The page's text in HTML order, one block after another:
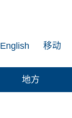
移动
English
地方